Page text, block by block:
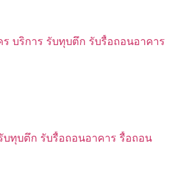
บริการ รับทุบตึก รับรื้อถอนอาคาร
ทุบตึก รับรื้อถอนอาคาร รื้อถอน